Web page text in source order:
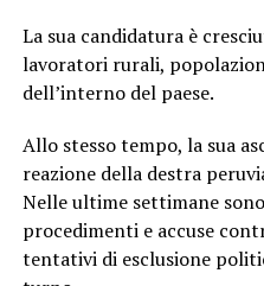
La sua candidatura è
lavoratori rurali,
dell’interno del paese.
Allo stesso tempo, la sua
reazione della destra
Nelle ultime settimane
procedimenti e accuse
tentativi di esclusione